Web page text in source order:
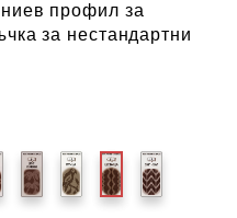
профил за
за нестандартни